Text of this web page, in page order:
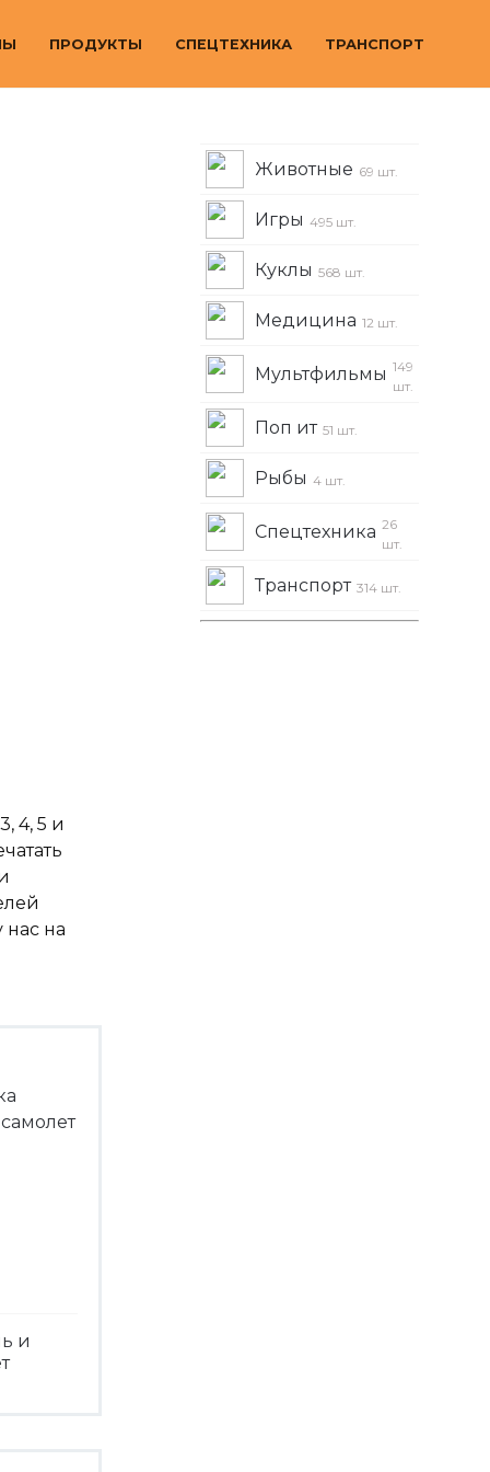
ПРОДУКТЫ СПЕЦТЕХНИКА ТРАНСПОРТ
4, 5 и
на
и
Животные 69 шт.
Игры 495 шт.
Куклы 568 шт.
Медицина 12 шт.
Мультфильмы 149
шт.
Поп ит 51 шт.
Рыбы 4 шт.
Спецтехника 26
шт.
Транспорт 314 шт.